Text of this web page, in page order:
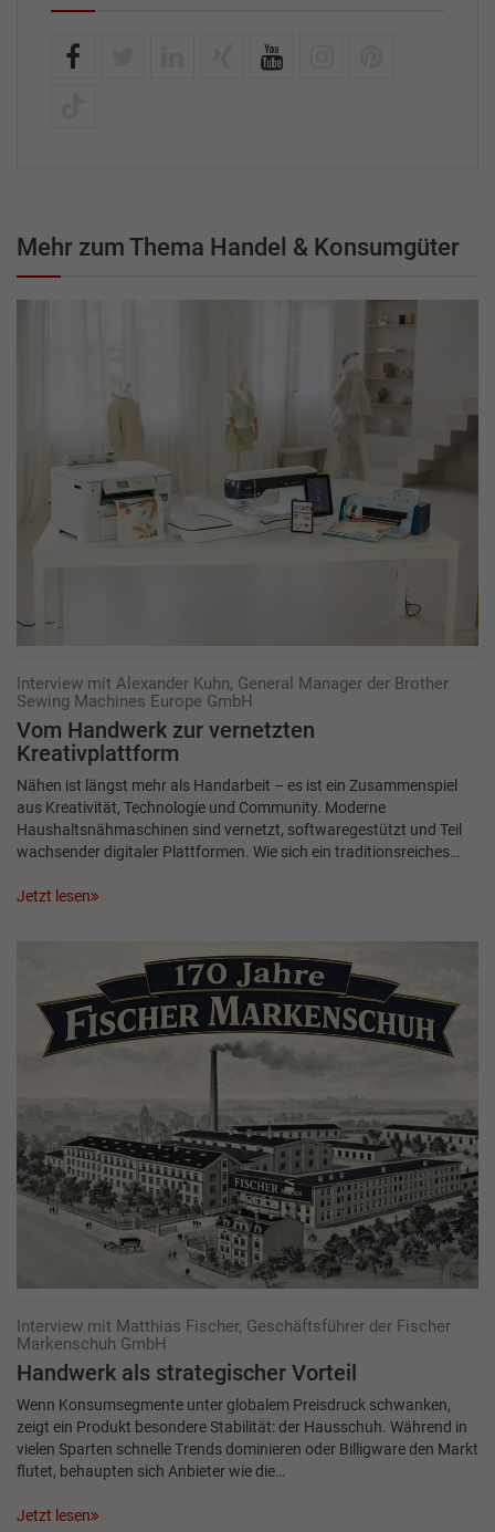
Mehr zum Thema Handel & Konsumgüter
Interview mit Alexander Kuhn, General Manager der Brother
Sewing Machines Europe GmbH
Vom Handwerk zur vernetzten
Kreativplattform
Nähen ist längst mehr als Handarbeit – es ist ein Zusammenspiel
aus Kreativität, Technologie und Community. Moderne
Haushaltsnähmaschinen sind vernetzt, softwaregestützt und Teil
wachsender digitaler Plattformen. Wie sich ein traditionsreiches…
Jetzt lesen
Interview mit Matthias Fischer, Geschäftsführer der Fischer
Markenschuh GmbH
Handwerk als strategischer Vorteil
Wenn Konsumsegmente unter globalem Preisdruck schwanken,
zeigt ein Produkt besondere Stabilität: der Hausschuh. Während in
vielen Sparten schnelle Trends dominieren oder Billigware den Markt
flutet, behaupten sich Anbieter wie die…
Jetzt lesen